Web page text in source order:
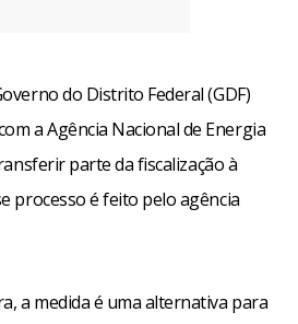
do Distrito Federal (GDF)
a Agência Nacional de Energia
parte da fiscalização à
processo é feito pelo agência
a medida é uma alternativa para